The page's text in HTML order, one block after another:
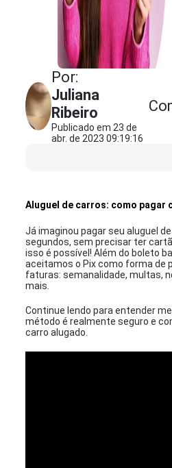
Por:
Juliana
Ribeiro
Publicado em 23 de
abr. de 2023 09:19:16
Aluguel de carros: como pagar
Já imaginou pagar seu aluguel
segundos, sem precisar ter
isso é possível! Além do boleto
aceitamos o Pix como forma de
faturas: semanalidade, multas,
mais.
Continue lendo para entender
método é realmente seguro e
carro alugado.